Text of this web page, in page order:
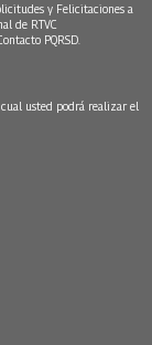
y Felicitaciones a
de RTVC
PQRSD.
usted podrá realizar el